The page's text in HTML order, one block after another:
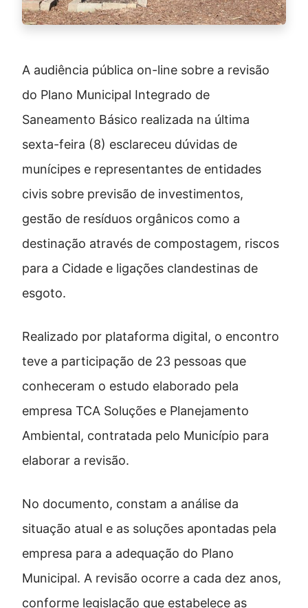
A audiência pública on-line sobre a revisão
do Plano Municipal Integrado de
Saneamento Básico realizada na última
sexta-feira (8) esclareceu dúvidas de
munícipes e representantes de entidades
civis sobre previsão de investimentos,
gestão de resíduos orgânicos como a
destinação através de compostagem, riscos
para a Cidade e ligações clandestinas de
esgoto.
Realizado por plataforma digital, o encontro
teve a participação de 23 pessoas que
conheceram o estudo elaborado pela
empresa TCA Soluções e Planejamento
Ambiental, contratada pelo Município para
elaborar a revisão.
No documento, constam a análise da
situação atual e as soluções apontadas pela
empresa para a adequação do Plano
Municipal. A revisão ocorre a cada dez anos,
conforme legislação que estabelece as